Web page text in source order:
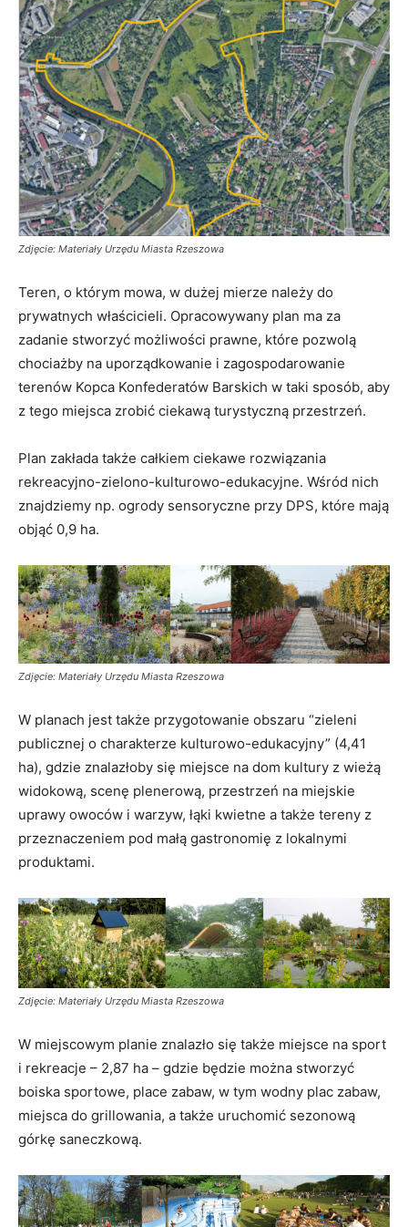
Zdjęcie: Materiały Urzędu Miasta Rzeszowa
Teren, o którym mowa, w dużej mierze należy do
prywatnych właścicieli. Opracowywany plan ma za
zadanie stworzyć możliwości prawne, które pozwolą
chociażby na uporządkowanie i zagospodarowanie
terenów Kopca Konfederatów Barskich w taki sposób, aby
z tego miejsca zrobić ciekawą turystyczną przestrzeń.
Plan zakłada także całkiem ciekawe rozwiązania
rekreacyjno-zielono-kulturowo-edukacyjne. Wśród nich
znajdziemy np. ogrody sensoryczne przy DPS, które mają
objąć 0,9 ha.
Zdjęcie: Materiały Urzędu Miasta Rzeszowa
W planach jest także przygotowanie obszaru “zieleni
publicznej o charakterze kulturowo-edukacyjny” (4,41
ha), gdzie znalazłoby się miejsce na dom kultury z wieżą
widokową, scenę plenerową, przestrzeń na miejskie
uprawy owoców i warzyw, łąki kwietne a także tereny z
przeznaczeniem pod małą gastronomię z lokalnymi
produktami.
Zdjęcie: Materiały Urzędu Miasta Rzeszowa
W miejscowym planie znalazło się także miejsce na sport
i rekreacje – 2,87 ha – gdzie będzie można stworzyć
boiska sportowe, place zabaw, w tym wodny plac zabaw,
miejsca do grillowania, a także uruchomić sezonową
górkę saneczkową.